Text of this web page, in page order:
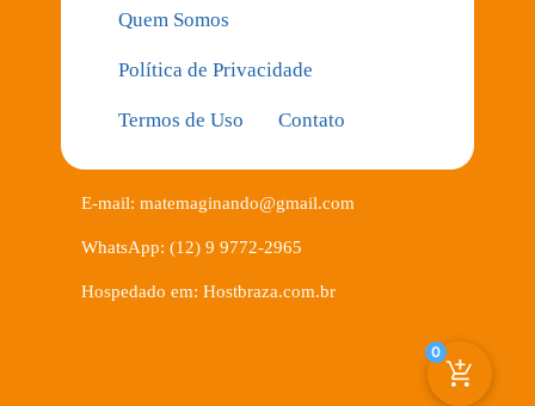
Quem Somos
Política de Privacidade
Termos de Uso Contato
E-mail: matemaginando@gmail.com
WhatsApp: (12) 9 9772-2965
Hospedado em: Hostbraza.com.br
0